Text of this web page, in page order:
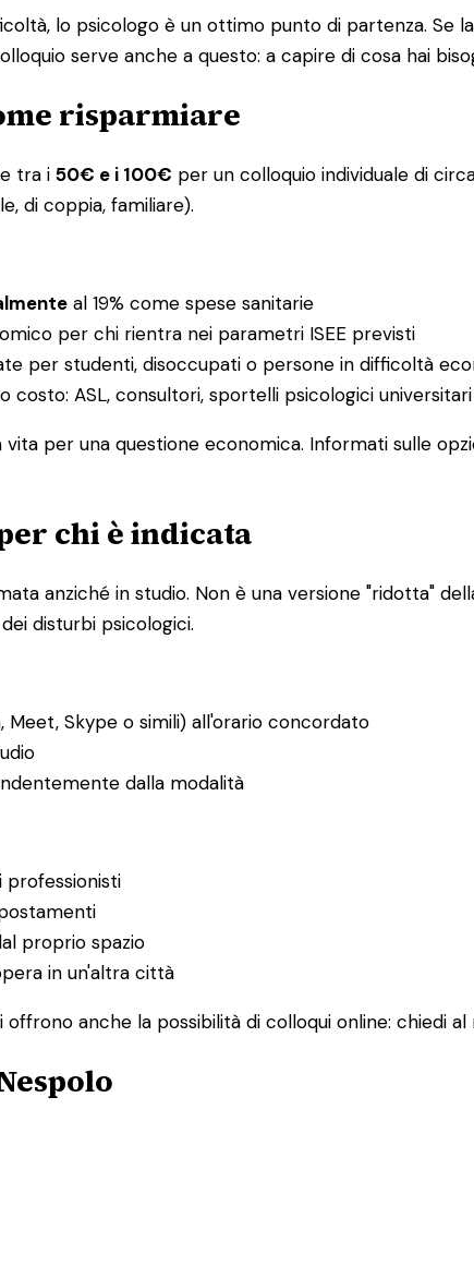
lo psicologo è un ottimo punto di partenza. Se
serve anche a questo: a capire di cosa hai
risparmiare
tra i 50€ e i 100€ per un colloquio individuale di
di coppia, familiare).
al 19% come spese sanitarie
per chi rientra nei parametri ISEE previsti
per studenti, disoccupati o persone in difficoltà
costo: ASL, consultori, sportelli psicologici
per una questione economica. Informati sulle
chi è indicata
anziché in studio. Non è una versione "ridotta"
disturbi psicologici.
Skype o simili) all'orario concordato
dalla modalità
professionisti
proprio spazio
in un'altra città
anche la possibilità di colloqui online: chiedi